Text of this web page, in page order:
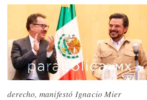
derecho, manifestó Ignacio Mier